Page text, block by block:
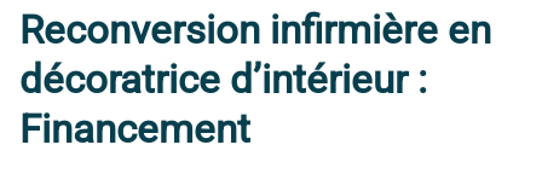
Reconversion infirmière en
décoratrice d’intérieur :
Financement